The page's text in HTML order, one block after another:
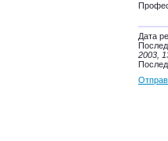
Дата
2003,